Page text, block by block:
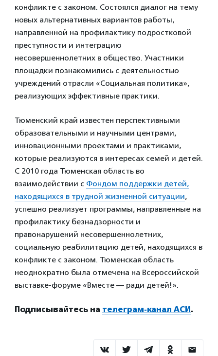
конфликте с законом. Состоялся диалог на тему
новых альтернативных вариантов работы,
направленной на профилактику подростковой
преступности и интеграцию
несовершеннолетних в общество. Участники
площадки познакомились с деятельностью
учреждений отрасли «Социальная политика»,
реализующих эффективные практики.
Тюменский край известен перспективными
образовательными и научными центрами,
инновационными проектами и практиками,
которые реализуются в интересах семей и детей.
С 2010 года Тюменская область во
взаимодействии с Фондом поддержки детей,
находящихся в трудной жизненной ситуации,
успешно реализует программы, направленные на
профилактику безнадзорности и
правонарушений несовершеннолетних,
социальную реабилитацию детей, находящихся в
конфликте с законом. Тюменская область
неоднократно была отмечена на Всероссийской
выставке-форуме «Вместе — ради детей!».
Подписывайтесь на телеграм-канал АСИ.